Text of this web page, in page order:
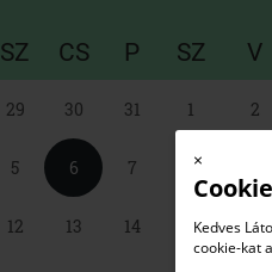
×
Kedves
cookie-kat
SZ CS P SZ V
29 30 31 1 2
5 6 7 8
12 13 14 15 16